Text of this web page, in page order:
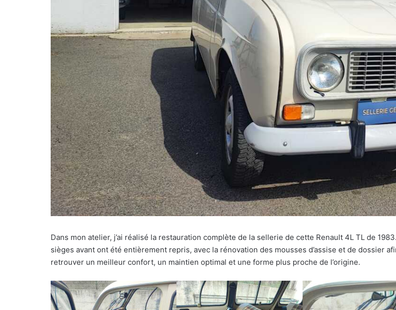
Dans mon atelier, j’ai réalisé la restauration complète de la sellerie de cette Renault 4L TL de
sièges avant ont été entièrement repris, avec la rénovation des mousses d’assise et de dossier
retrouver un meilleur confort, un maintien optimal et une forme plus proche de l’origine.